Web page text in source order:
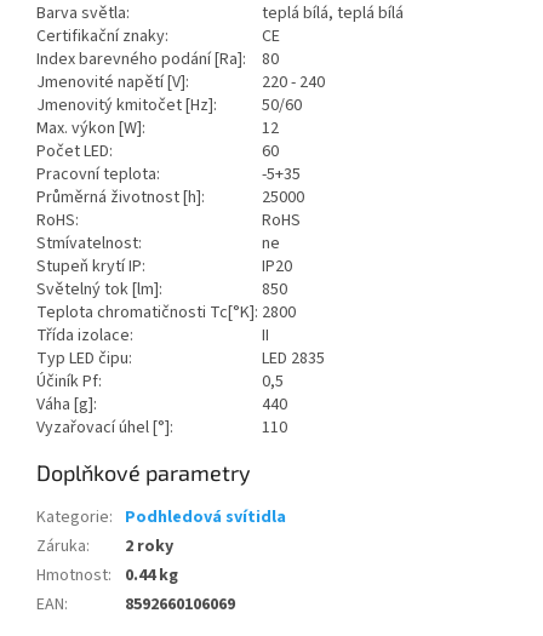
Barva světla:
teplá bílá, teplá bílá
Certifikační znaky:
CE
Index barevného podání [Ra]:
80
Jmenovité napětí [V]:
220 - 240
Jmenovitý kmitočet [Hz]:
50/60
Max. výkon [W]:
12
Počet LED:
60
Pracovní teplota:
-5+35
Průměrná životnost [h]:
25000
RoHS:
RoHS
Stmívatelnost:
ne
Stupeň krytí IP:
IP20
Světelný tok [lm]:
850
Teplota chromatičnosti Tc[°K]: 2800
Třída izolace:
II
Typ LED čipu:
LED 2835
Účiník Pf:
0,5
Váha [g]:
440
Vyzařovací úhel [°]:
110
Doplňkové parametry
Kategorie: Podhledová svítidla
Záruka:
2 roky
Hmotnost:
0.44 kg
EAN: 8592660106069